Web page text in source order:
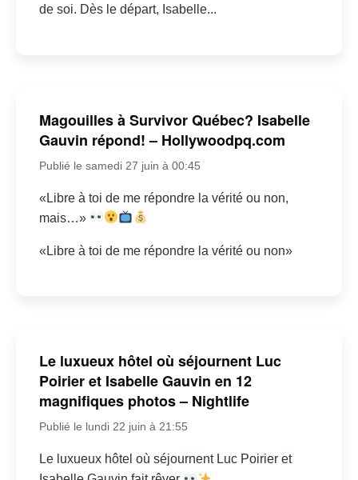
de soi. Dès le départ, Isabelle...
Magouilles à Survivor Québec? Isabelle
Gauvin répond! – Hollywoodpq.com
Publié le samedi 27 juin à 00:45
«Libre à toi de me répondre la vérité ou non,
mais…»
«Libre à toi de me répondre la vérité ou non»
Le luxueux hôtel où séjournent Luc
Poirier et Isabelle Gauvin en 12
magnifiques photos – Nightlife
Publié le lundi 22 juin à 21:55
Le luxueux hôtel où séjournent Luc Poirier et